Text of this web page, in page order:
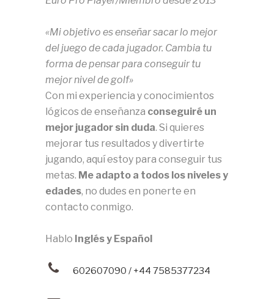
«Mi objetivo es enseñar sacar lo mejor
del juego de cada jugador. Cambia tu
forma de pensar para conseguir tu
mejor nivel de golf»
Con mi experiencia y conocimientos
lógicos de enseñanza conseguiré un
mejor jugador sin duda. Si quieres
mejorar tus resultados y divertirte
jugando, aquí estoy para conseguir tus
metas. Me adapto a todos los niveles y
edades, no dudes en ponerte en
contacto conmigo.
Hablo Inglés y Español
602607090 / +44 7585377234